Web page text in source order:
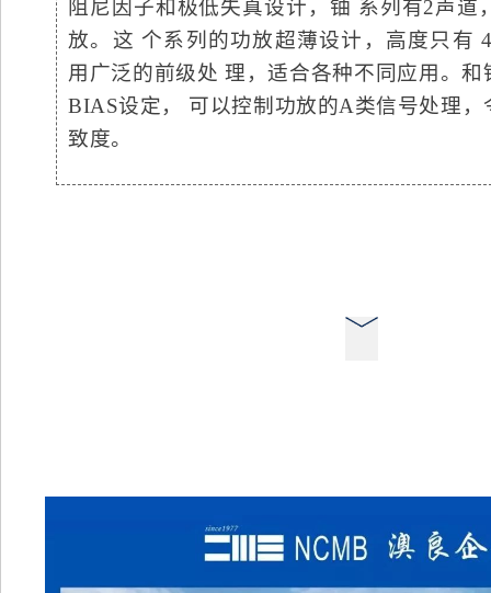
阻尼因子和极低失真设计，铀 系列有2声道
放。这 个系列的功放超薄设计，高度只有
用广泛的前级处 理，适合各种不同应用。
BIAS设定， 可以控制功放的A类信号处理
致度。